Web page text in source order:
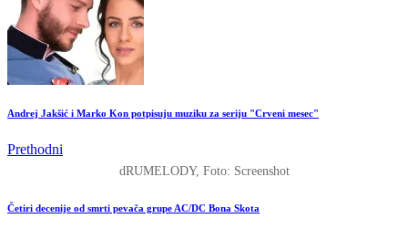
Andrej Jakšić i Marko Kon potpisuju muziku za seriju "Crveni mesec"
Prethodni
dRUMELODY, Foto: Screenshot
Četiri decenije od smrti pevača grupe AC/DC Bona Skota